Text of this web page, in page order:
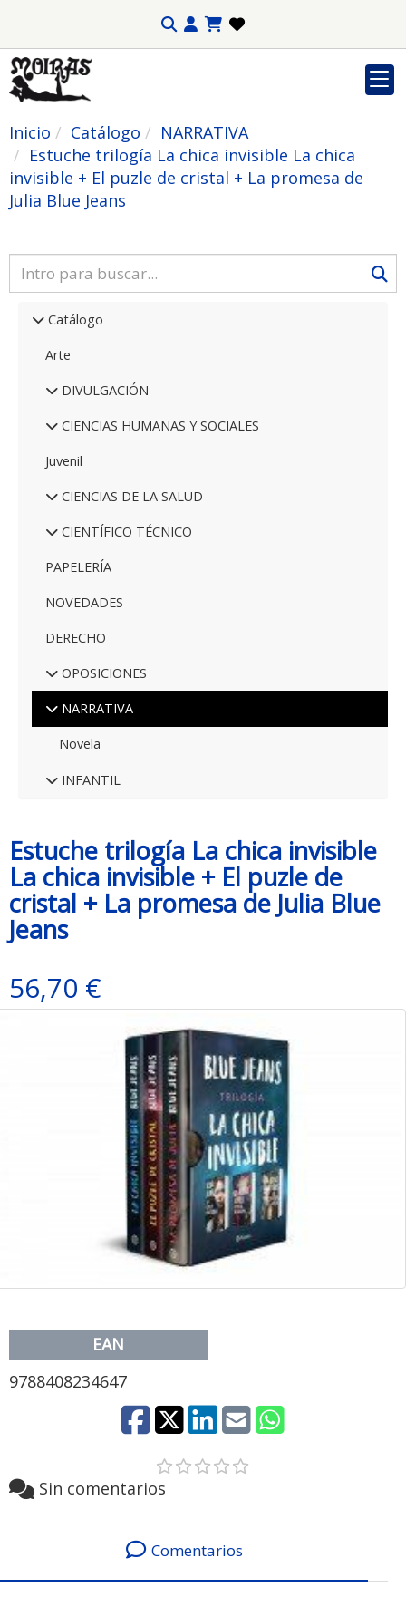
Inicio Catálogo
NARRATIVA
Estuche trilogía La chica invisible La chica
invisible + El puzle de cristal + La promesa de
Julia Blue Jeans
Catálogo
Arte
DIVULGACIÓN
CIENCIAS HUMANAS Y SOCIALES
Juvenil
CIENCIAS DE LA SALUD
CIENTÍFICO TÉCNICO
PAPELERÍA
NOVEDADES
DERECHO
OPOSICIONES
NARRATIVA
Novela
INFANTIL
Estuche trilogía La chica invisible
La chica invisible + El puzle de
cristal + La promesa de Julia Blue
Jeans
56,70 €
EAN
9788408234647
Sin comentarios
Comentarios